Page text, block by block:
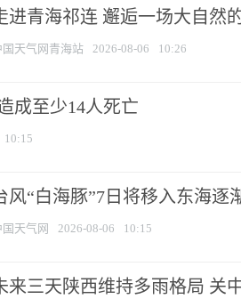
进青海祁连 邂逅一场大自然
国天气网青海站 2026-08-06 10:26
成至少14人死亡
10:15
风“白海豚”7日将移入东海逐
国天气网 2026-08-06 10:15
来三天陕西维持多雨格局 关